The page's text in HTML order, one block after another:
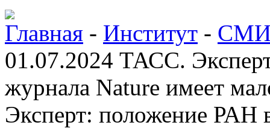
Главная - Институт - СМИ
01.07.2024 ТАСС.
журнала Nature имеет
Эксперт: положение РАН